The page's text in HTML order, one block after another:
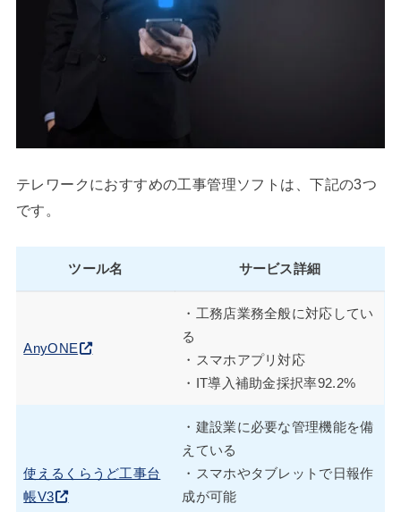
テレワークにおすすめの工事管理ソフトは、下記の3つ
です。
ツール名 サービス詳細
AnyONE
・工務店業務全般に対応してい
る
・スマホアプリ対応
・IT導入補助金採択率92.2%
使えるくらうど工事台
帳V3
・建設業に必要な管理機能を備
えている
・スマホやタブレットで日報作
成が可能